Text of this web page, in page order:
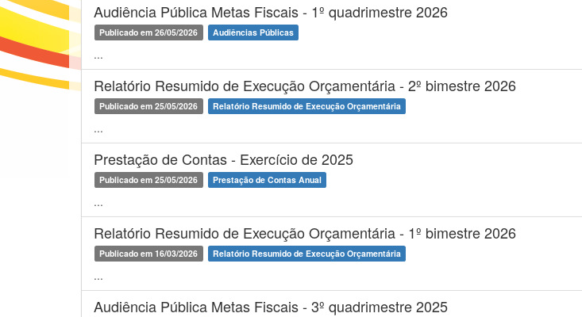
Audiência Pública Metas Fiscais - 1º quadrimestre 2026
Publicado em 26/05/2026 Audiências Públicas
...
Relatório Resumido de Execução Orçamentária - 2º bimestre 2026
Publicado em 25/05/2026 Relatório Resumido de Execução Orçamentária
...
Prestação de Contas - Exercício de 2025
Publicado em 25/05/2026 Prestação de Contas Anual
...
Relatório Resumido de Execução Orçamentária - 1º bimestre 2026
Publicado em 16/03/2026 Relatório Resumido de Execução Orçamentária
...
Audiência Pública Metas Fiscais - 3º quadrimestre 2025